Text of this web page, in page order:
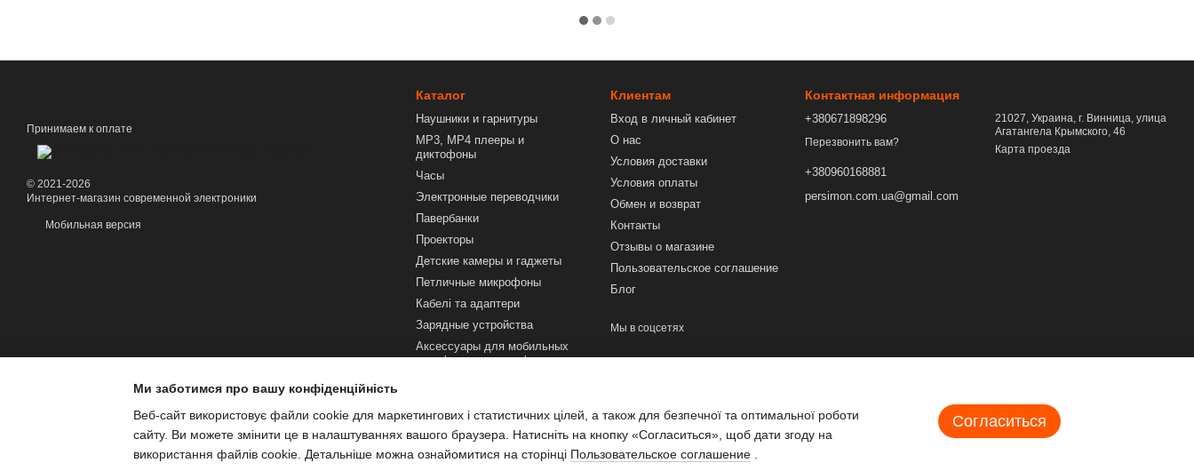
Принимаем к оплате
© 2021-2026
Интернет-магазин современной электроники
Мобильная версия
Каталог
Наушники и гарнитуры
MP3, MP4 плееры и
диктофоны
Часы
Электронные переводчики
Павербанки
Проекторы
Детские камеры и гаджеты
Петличные микрофоны
Кабелі та адаптери
Зарядные устройства
Аксессуары для мобильных
телефонов и смартфонов
ноутбуков
Клиентам
Вход в личный кабинет
О нас
Условия доставки
Условия оплаты
Обмен и возврат
Контакты
Отзывы о магазине
Пользовательское соглашение
Блог
Мы в соцсетях
Контактная информация
+380671898296
Перезвонить вам?
+380960168881
persimon.com.ua@gmail.com
21027, Украина, г. Винница, улица
Агатангела Крымского, 46
Карта проезда
Ми заботимся про вашу конфіденційність
Веб-сайт використовує файли cookie для маркетингових і статистичних цілей, а також для безпечної та оптимальної роботи
сайту. Ви можете змінити це в налаштуваннях вашого браузера. Натисніть на кнопку «Согласиться», щоб дати згоду на
використання файлів cookie. Детальніше можна ознайомитися на сторінці Пользовательское соглашение
Согласиться